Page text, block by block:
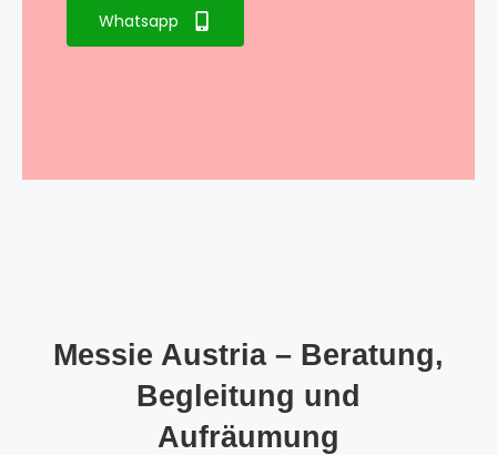
Whatsapp
Messie Austria – Beratung,
Begleitung und
Aufräumung